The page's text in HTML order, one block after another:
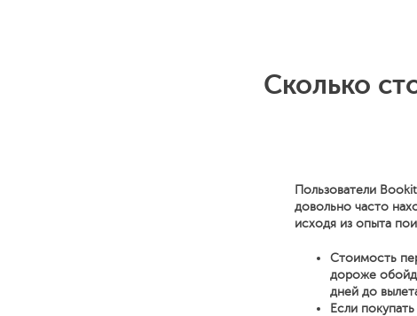
Сколько
Пользователи
довольно часто
исходя из опыта
Стоимость
дороже
дней до
Если